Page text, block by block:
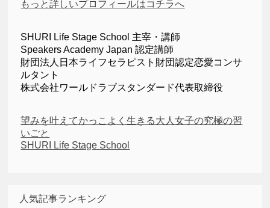
もっと詳しいプロフィールはコチラへ
SHURI Life Stage School 主宰・講師
Speakers Academy Japan 認定講師
財団法人日本ライフセラピスト財団認定恋愛コンサ
ルタント
株式会社ワールドラブスタンダード代表取締役
望みを叶えてかっこよく生きる大人女子の究極の習
いごと
SHURI Life Stage School
人気記事ランキング